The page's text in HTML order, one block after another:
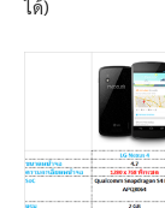
ได้)